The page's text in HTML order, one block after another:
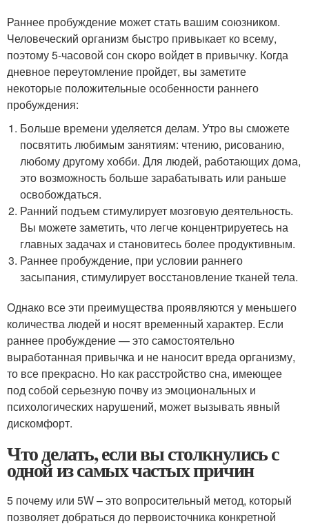
Раннее пробуждение может стать вашим союзником.
Человеческий организм быстро привыкает ко всему,
поэтому 5-часовой сон скоро войдет в привычку. Когда
дневное переутомление пройдет, вы заметите
некоторые положительные особенности раннего
пробуждения:
Больше времени уделяется делам. Утро вы сможете
посвятить любимым занятиям: чтению, рисованию,
любому другому хобби. Для людей, работающих дома,
это возможность больше зарабатывать или раньше
освобождаться.
Ранний подъем стимулирует мозговую деятельность.
Вы можете заметить, что легче концентрируетесь на
главных задачах и становитесь более продуктивным.
Раннее пробуждение, при условии раннего
засыпания, стимулирует восстановление тканей тела.
Однако все эти преимущества проявляются у меньшего
количества людей и носят временный характер. Если
раннее пробуждение — это самостоятельно
выработанная привычка и не наносит вреда организму,
то все прекрасно. Но как расстройство сна, имеющее
под собой серьезную почву из эмоциональных и
психологических нарушений, может вызывать явный
дискомфорт.
Что делать, если вы столкнулись с
одной из самых частых причин
5 почему или 5W – это вопросительный метод, который
позволяет добраться до первоисточника конкретной